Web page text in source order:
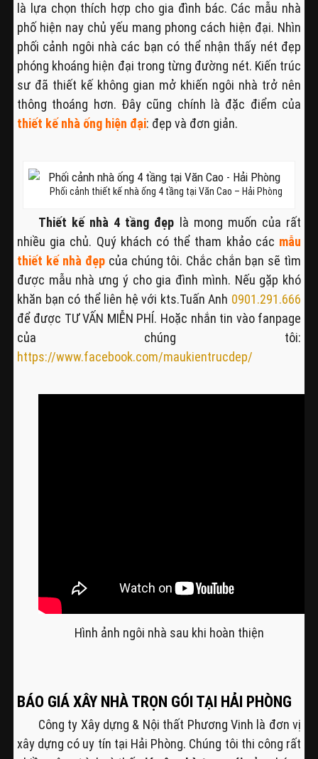
là lựa chọn thích hợp cho gia đình bác. Các mẫu nhà
phố hiện nay chủ yếu mang phong cách hiện đại. Nhìn
phối cảnh ngôi nhà các bạn có thể nhận thấy nét đẹp
phóng khoáng hiện đại trong từng đường nét. Kiến trúc
sư đã thiết kế không gian mở khiến ngôi nhà trở nên
thông thoáng hơn. Đây cũng chính là đặc điểm của
thiết kế nhà ống hiện đại: đẹp và đơn giản.
Phối cảnh thiết kế nhà ống 4 tầng tại Văn Cao – Hải Phòng
Thiết kế nhà 4 tầng đẹp là mong muốn của rất
nhiều gia chủ. Quý khách có thể tham khảo các mẫu
thiết kế nhà đẹpcủa chúng tôi. Chắc chắn bạn sẽ tìm
được mẫu nhà ưng ý cho gia đình mình. Nếu gặp khó
khăn bạn có thể liên hệ với kts.Tuấn Anh 0901.291.666
để được TƯ VẤN MIỄN PHÍ. Hoặc nhắn tin vào fanpage
của chúng tôi:
https://www.facebook.com/maukientrucdep/
Hình ảnh ngôi nhà sau khi hoàn thiện
BÁO GIÁ XÂY NHÀ TRỌN GÓI TẠI HẢI PHÒNG
Công ty Xây dựng & Nội thất Phương Vinh là đơn vị
xây dựng có uy tín tại Hải Phòng. Chúng tôi thi công rất